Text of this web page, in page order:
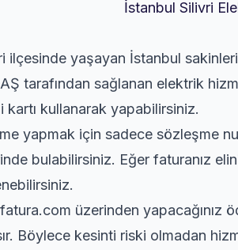
İstanbul Silivri
ilçesinde yaşayan İstanbul
tarafından sağlanan elektrik
kartı kullanarak yapabilirsiniz.
yapmak için sadece sözleşme
bulabilirsiniz. Eğer faturanız
üzerinden yapacağınız
Böylece kesinti riski olmadan